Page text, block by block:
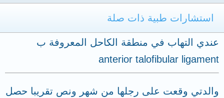
استشارات طبية ذات صلة
عندي التهاب في منطقة الكاحل المعروفة ب
anterior talofibular ligament
والدتي وقعت على رجلها من شهر ونص تقريبا حصل